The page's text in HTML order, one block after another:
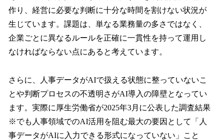
作り、経営に必要な判断に十分な時間を割けない状況が
生じています。課題は、単なる業務量の多さではなく、
企業ごとに異なるルールを正確に一貫性を持って運用し
なければならない点にあると考えています。
さらに、人事データがAIで扱える状態に整っていないこ
とや判断プロセスの不透明さがAI導入の障壁となってい
ます。実際に厚生労働省が2025年3月に公表した調査結果
※でも人事領域でのAI活用を阻む最大の要因として「人
事データがAIに入力できる形式になっていない」こと